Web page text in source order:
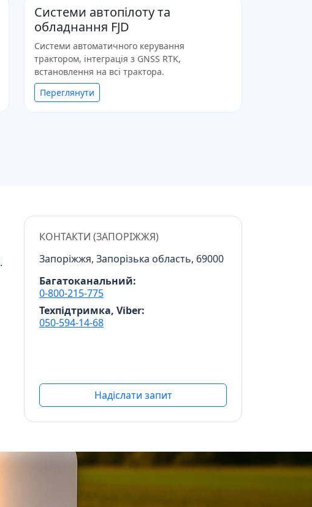
Системи автопілоту та
обладнання FJD
Системи автоматичного керування
трактором, інтеграція з GNSS RTK,
встановлення на всі трактора.
Переглянути
.
КОНТАКТИ (ЗАПОРІЖЖЯ)
Запоріжжя, Запорізька область, 69000
Багатоканальний:
0-800-215-775
Техпідтримка, Viber:
050-594-14-68
Надіслати запит